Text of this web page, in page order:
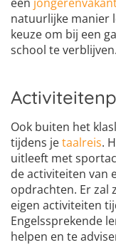
natuurlijke manier
keuze om bij een
school te verblijven.
Ook buiten het
tijdens jetaalreis.
uitleeft met
de activiteiten van
opdrachten. Er zal
eigen activiteiten
Engelssprekende
helpen en te